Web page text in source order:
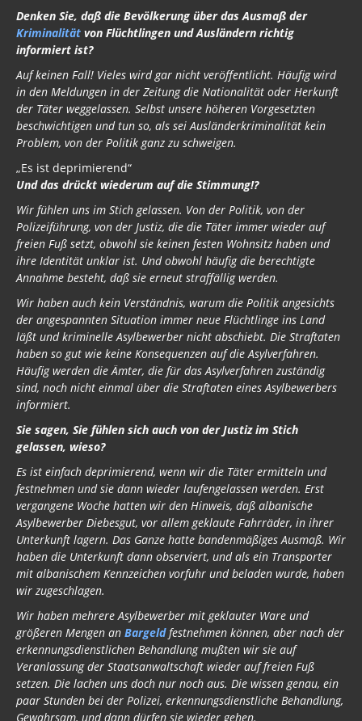
Denken Sie, daß die Bevölkerung über das Ausmaß der
Kriminalität von Flüchtlingen und Ausländern richtig
informiert ist?
Auf keinen Fall! Vieles wird gar nicht veröffentlicht. Häufig wird
in den Meldungen in der Zeitung die Nationalität oder Herkunft
der Täter weggelassen. Selbst unsere höheren Vorgesetzten
beschwichtigen und tun so, als sei Ausländerkriminalität kein
Problem, von der Politik ganz zu schweigen.
„Es ist deprimierend“
Und das drückt wiederum auf die Stimmung!?
Wir fühlen uns im Stich gelassen. Von der Politik, von der
Polizeiführung, von der Justiz, die die Täter immer wieder auf
freien Fuß setzt, obwohl sie keinen festen Wohnsitz haben und
ihre Identität unklar ist. Und obwohl häufig die berechtigte
Annahme besteht, daß sie erneut straffällig werden.
Wir haben auch kein Verständnis, warum die Politik angesichts
der angespannten Situation immer neue Flüchtlinge ins Land
läßt und kriminelle Asylbewerber nicht abschiebt. Die Straftaten
haben so gut wie keine Konsequenzen auf die Asylverfahren.
Häufig werden die Ämter, die für das Asylverfahren zuständig
sind, noch nicht einmal über die Straftaten eines Asylbewerbers
informiert.
Sie sagen, Sie fühlen sich auch von der Justiz im Stich
gelassen, wieso?
Es ist einfach deprimierend, wenn wir die Täter ermitteln und
festnehmen und sie dann wieder laufengelassen werden. Erst
vergangene Woche hatten wir den Hinweis, daß albanische
Asylbewerber Diebesgut, vor allem geklaute Fahrräder, in ihrer
Unterkunft lagern. Das Ganze hatte bandenmäßiges Ausmaß. Wir
haben die Unterkunft dann observiert, und als ein Transporter
mit albanischem Kennzeichen vorfuhr und beladen wurde, haben
wir zugeschlagen.
Wir haben mehrere Asylbewerber mit geklauter Ware und
größeren Mengen an Bargeldfestnehmen können, aber nach der
erkennungsdienstlichen Behandlung mußten wir sie auf
Veranlassung der Staatsanwaltschaft wieder auf freien Fuß
setzen. Die lachen uns doch nur noch aus. Die wissen genau, ein
paar Stunden bei der Polizei, erkennungsdienstliche Behandlung,
Gewahrsam, und dann dürfen sie wieder gehen.